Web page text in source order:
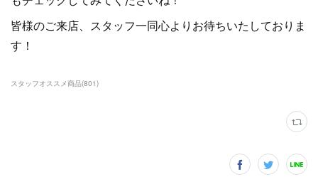
皆様のご来店、スタッフ一同心よりお待ちいたしておりま
す！
スタッフオススメ商品(801)